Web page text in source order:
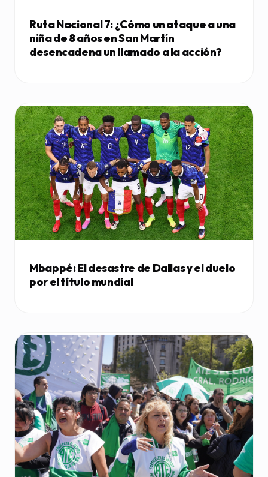
Ruta Nacional 7: ¿Cómo un ataque a una
niña de 8 años en San Martín
desencadena un llamado a la acción?
Mbappé: El desastre de Dallas y el duelo
por el título mundial